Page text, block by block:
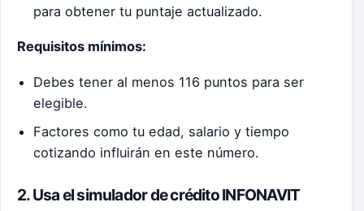
para obtener tu puntaje actualizado.
Requisitos mínimos:
Debes tener al menos 116 puntos para ser
elegible.
Factores como tu edad, salario y tiempo
cotizando influirán en este número.
2. Usa el simulador de crédito INFONAVIT